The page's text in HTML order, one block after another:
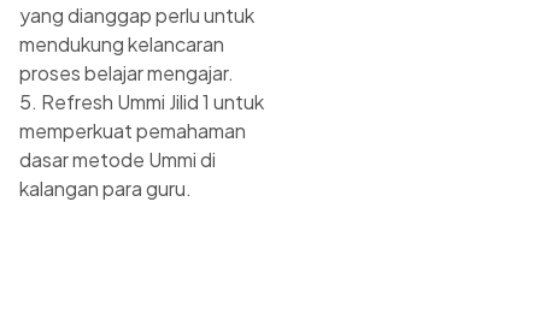
yang dianggap perlu untuk
mendukung kelancaran
proses belajar mengajar.
5. Refresh Ummi Jilid 1 untuk
memperkuat pemahaman
dasar metode Ummi di
kalangan para guru.